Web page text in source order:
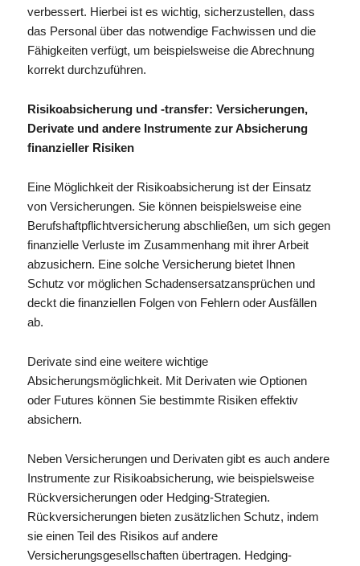
verbessert. Hierbei ist es wichtig, sicherzustellen, dass
das Personal über das notwendige Fachwissen und die
Fähigkeiten verfügt, um beispielsweise die Abrechnung
korrekt durchzuführen.
Risikoabsicherung und -transfer: Versicherungen,
Derivate und andere Instrumente zur Absicherung
finanzieller Risiken
Eine Möglichkeit der Risikoabsicherung ist der Einsatz
von Versicherungen. Sie können beispielsweise eine
Berufshaftpflichtversicherung abschließen, um sich gegen
finanzielle Verluste im Zusammenhang mit ihrer Arbeit
abzusichern. Eine solche Versicherung bietet Ihnen
Schutz vor möglichen Schadensersatzansprüchen und
deckt die finanziellen Folgen von Fehlern oder Ausfällen
ab.
Derivate sind eine weitere wichtige
Absicherungsmöglichkeit. Mit Derivaten wie Optionen
oder Futures können Sie bestimmte Risiken effektiv
absichern.
Neben Versicherungen und Derivaten gibt es auch andere
Instrumente zur Risikoabsicherung, wie beispielsweise
Rückversicherungen oder Hedging-Strategien.
Rückversicherungen bieten zusätzlichen Schutz, indem
sie einen Teil des Risikos auf andere
Versicherungsgesellschaften übertragen. Hedging-